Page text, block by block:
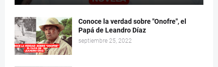
Conoce la verdad sobre "Onofre", el
Papá de Leandro Díaz
septiembre 25, 2022